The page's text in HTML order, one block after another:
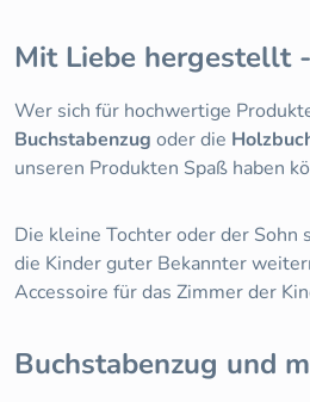
Mit Liebe hergestellt
Wer sich für hochwertige
Buchstabenzug oder die
unseren Produkten Spaß haben
Die kleine Tochter oder der Sohn
die Kinder guter Bekannter
Accessoire für das Zimmer der
Buchstabenzug und